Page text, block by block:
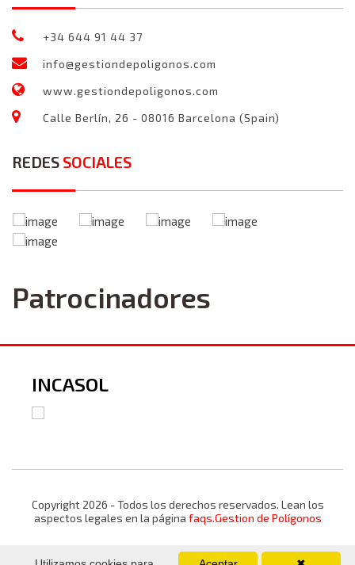
+34 644 91 44 37
info@gestiondepoligonos.com
www.gestiondepoligonos.com
Calle Berlín, 26 - 08016 Barcelona (Spain)
REDES SOCIALES
Patrocinadores
INCASOL
Copyright 2026 - Todos los derechos reservados. Lean los
aspectos legales en la página faqs.Gestion de Polígonos